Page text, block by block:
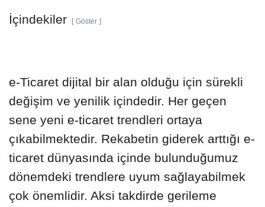
e-Ticaret dijital bir alan olduğu için sürekli
değişim ve yenilik içindedir. Her geçen
sene yeni e-ticaret trendleri ortaya
çıkabilmektedir. Rekabetin giderek arttığı e-
ticaret dünyasında içinde bulunduğumuz
dönemdeki trendlere uyum sağlayabilmek
çok önemlidir. Aksi takdirde gerileme
İçindekiler Göster